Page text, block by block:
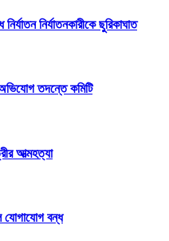
নির্যাতনকারীকে ছুরিকাঘাত
অভিযোগ তদন্তে কমিটি
আত্মহত্যা
যোগাযোগ বন্ধ